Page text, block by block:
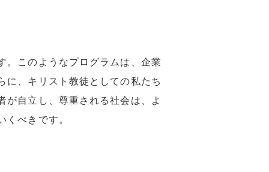
。このようなプログラムは、企業
に、キリスト教徒としての私たち
が自立し、尊重される社会は、よ
べきです。